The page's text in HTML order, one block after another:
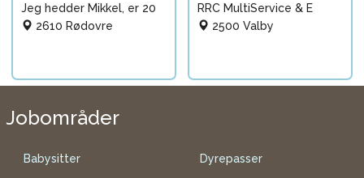
Jeg hedder Mikkel, er 20
2610 Rødovre
RRC MultiService & E
2500 Valby
Jobområder
Babysitter Dyrepasser